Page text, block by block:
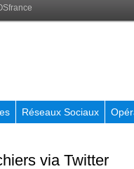
Réseaux Sociaux
via Twitter